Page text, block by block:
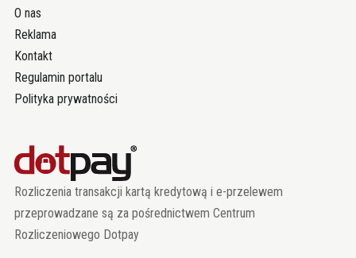
O nas
Reklama
Kontakt
Regulamin portalu
Polityka prywatności
Rozliczenia transakcji kartą kredytową i e-przelewem
przeprowadzane są za pośrednictwem Centrum
Rozliczeniowego Dotpay